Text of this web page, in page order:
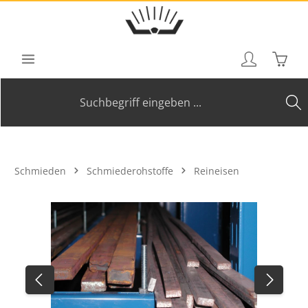
Zum Hauptinhalt springen
Schmieden Schmiederohstoffe Reineisen
Bildergalerie überspringen